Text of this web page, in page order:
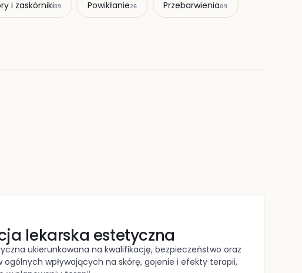
i zaskórniki09 Powikłanie26 Przebarwienia09
lekarska estetyczna
ukierunkowana na kwalifikację, bezpieczeństwo oraz
ogólnych wpływających na skórę, gojenie i efekty terapii,